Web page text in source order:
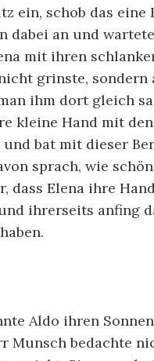
ein, schob das
dabei an und
mit ihren
grinste,
ihm dort gleich
kleine Hand mit
und bat mit dieser
sprach, wie
dass Elena ihre
ihrerseits anfing
Aldo ihren
Munsch bedachte